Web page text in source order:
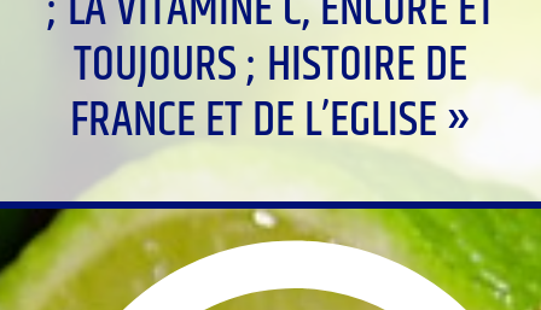
TOUJOURS ; HISTOIRE DE
FRANCE ET DE L’EGLISE »